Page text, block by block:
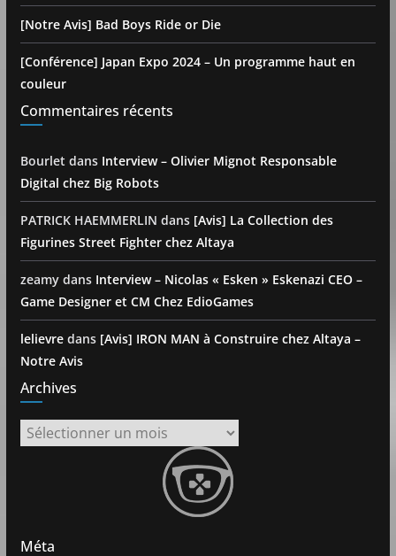
[Notre Avis] Bad Boys Ride or Die
[Conférence] Japan Expo 2024 – Un programme haut en
couleur
Commentaires récents
Bourlet dans Interview – Olivier Mignot Responsable
Digital chez Big Robots
PATRICK HAEMMERLIN dans [Avis] La Collection des
Figurines Street Fighter chez Altaya
zeamydans Interview – Nicolas « Esken » Eskenazi CEO –
Game Designer et CM Chez EdioGames
lelievredans [Avis] IRON MAN à Construire chez Altaya –
Notre Avis
Archives
Archives
Méta